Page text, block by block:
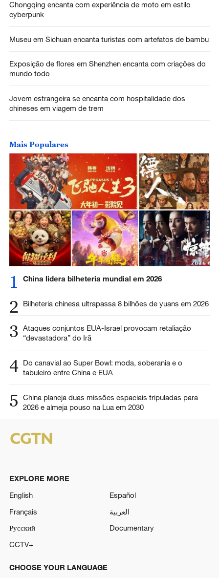
Chongqing encanta com experiência de moto em estilo
cyberpunk
Museu em Sichuan encanta turistas com artefatos de bambu
Exposição de flores em Shenzhen encanta com criações do
mundo todo
Jovem estrangeira se encanta com hospitalidade dos
chineses em viagem de trem
Mais Populares
1 China lidera bilheteria mundial em 2026
2 Bilheteria chinesa ultrapassa 8 bilhões de yuans em 2026
3 Ataques conjuntos EUA-Israel provocam retaliação
“devastadora” do Irã
4 Do canavial ao Super Bowl: moda, soberania e o
tabuleiro entre China e EUA
5
China planeja duas missões espaciais tripuladas para
2026 e almeja pouso na Lua em 2030
EXPLORE MORE
English
Español
Français
العربية
Русский
Documentary
CCTV+
CHOOSE YOUR LANGUAGE